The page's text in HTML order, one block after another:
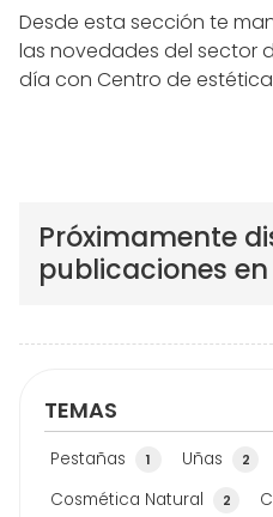
Desde esta sección te
las novedades del sector
día con Centro de estética
TEMAS
Pestañas 1 Uñas 2
Cosmética Natural 2
Próximamente
publicaciones